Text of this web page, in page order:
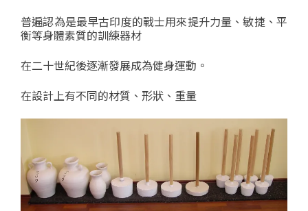
普遍認為是最早古印度的戰士用來提升力量、敏捷、平
衡等身體素質的訓練器材
在二十世紀後逐漸發展成為健身運動。
在設計上有不同的材質、形狀、重量